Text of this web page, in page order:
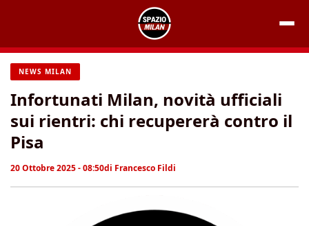
contenuto
NEWS MILAN
Infortunati Milan, novità ufficiali
sui rientri: chi recupererà contro il
Pisa
20 Ottobre 2025 - 08:50di Francesco Fildi